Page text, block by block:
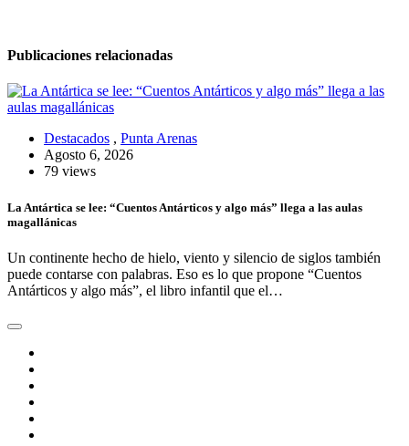
Publicaciones relacionadas
Destacados , Punta Arenas
Agosto 6, 2026
79 views
La Antártica se lee: “Cuentos Antárticos y algo más” llega a las aulas
magallánicas
Un continente hecho de hielo, viento y silencio de siglos también
puede contarse con palabras. Eso es lo que propone “Cuentos
Antárticos y algo más”, el libro infantil que el…